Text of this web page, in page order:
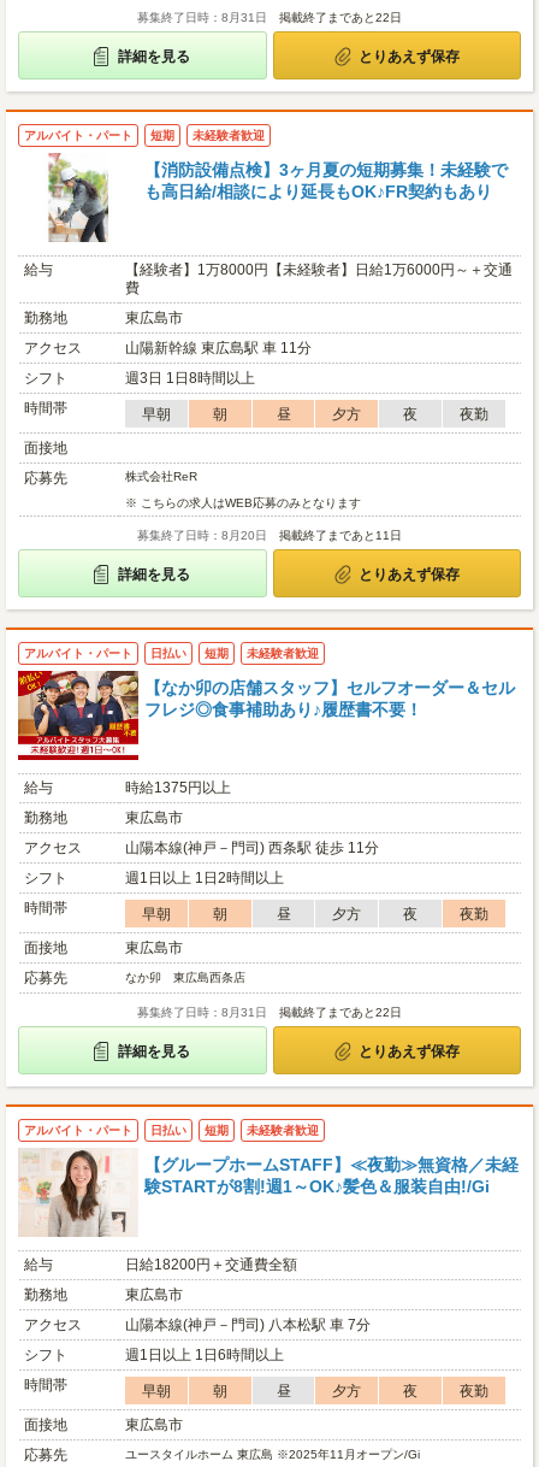
募集終了日時：8月31日 掲載終了まであと22日
詳細を見る とりあえず保存
アルバイト・パート 短期 未経験者歓迎
【消防設備点検】3ヶ月夏の短期募集！未経験で
も高日給/相談により延長もOK♪FR契約もあり
給与
【経験者】1万8000円【未経験者】日給1万6000円～＋交通
費
勤務地
東広島市
アクセス
山陽新幹線 東広島駅 車 11分
シフト
週3日 1日8時間以上
時間帯
早朝 朝 昼 夕方 夜
夜勤
面接地
応募先
株式会社ReR
※ こちらの求人はWEB応募のみとなります
募集終了日時：8月20日 掲載終了まであと11日
詳細を見る とりあえず保存
アルバイト・パート 日払い 短期 未経験者歓迎
【なか卯の店舗スタッフ】セルフオーダー＆セル
フレジ◎食事補助あり♪履歴書不要！
給与
時給1375円以上
勤務地
東広島市
アクセス
山陽本線(神戸－門司) 西条駅 徒歩 11分
シフト
週1日以上 1日2時間以上
時間帯
早朝 朝 昼 夕方 夜
夜勤
面接地
東広島市
応募先
なか卯 東広島西条店
募集終了日時：8月31日 掲載終了まであと22日
詳細を見る とりあえず保存
アルバイト・パート 日払い 短期 未経験者歓迎
【グループホームSTAFF】≪夜勤≫無資格／未経
験STARTが8割!週1～OK♪髪色＆服装自由!/Gi
給与
日給18200円＋交通費全額
勤務地
東広島市
アクセス
山陽本線(神戸－門司) 八本松駅 車 7分
シフト
週1日以上 1日6時間以上
時間帯
早朝 朝 昼 夕方 夜
夜勤
面接地
東広島市
応募先
ユースタイルホーム 東広島 ※2025年11月オープン/Gi